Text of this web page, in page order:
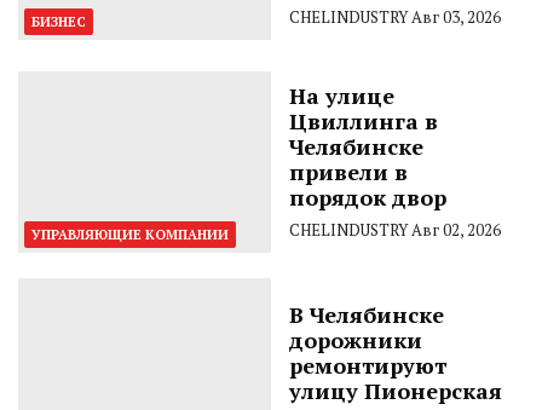
БИЗНЕС CHELINDUSTRYАвг 03, 2026
УПРАВЛЯЮЩИЕ КОМПАНИИ
На улице
Цвиллинга в
Челябинске
привели в
порядок двор
CHELINDUSTRYАвг 02, 2026
В Челябинске
дорожники
ремонтируют
улицу Пионерская